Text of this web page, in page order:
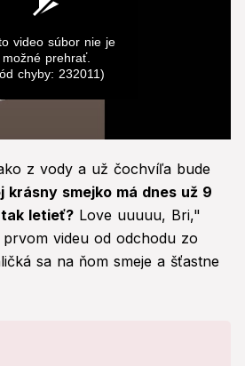
video súbor nie je
možné prehrať.
chyby: 232011)
z vody a už čochvíľa bude
krásny smejko má dnes už 9
letieť? Love uuuuu, Bri,"
videu od odchodu zo
sa na ňom smeje a šťastne